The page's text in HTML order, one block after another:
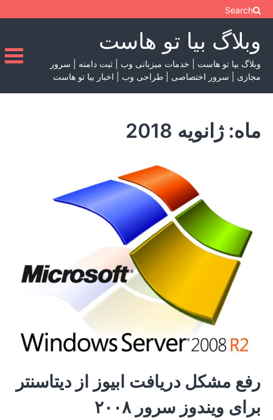
Skip
content
Search
وبلاگ بیا تو هاست
وبلاگ بیا تو هاست | خدمات میزبانی وب | ثبت دامنه | سرور
مجازی | سرور اختصاصی | طراحی وب | اخبار بیا تو هاست
ماه:ژانویه 2018
رفع مشکل دریافت ابیوز از دیتاسنتر
برای ویندوز سرور ۲۰۰۸